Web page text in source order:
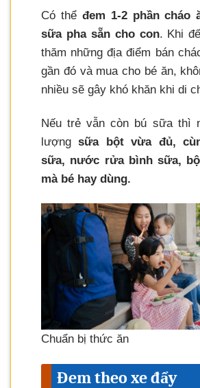
Có thể đem 1-2 phần cháo
sữa pha sẵn cho con. Khi
thăm những địa điểm bán
gần đó và mua cho bé ăn,
nhiều sẽ gây khó khăn khi di
Nếu trẻ vẫn còn bú sữa thì
lượngsữa bột vừa đủ,
sữa, nước rửa bình sữa,
mà bé hay dùng.
Chuẩn bị thức ăn
Đem theo xe đẩy